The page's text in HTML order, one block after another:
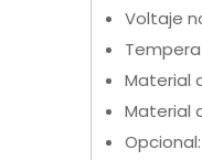
Voltaje
Material
Material